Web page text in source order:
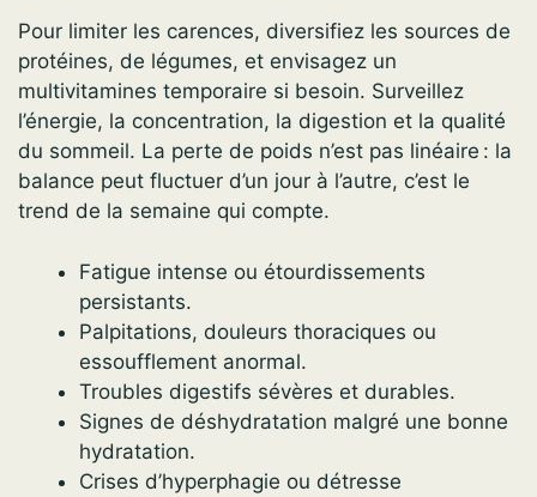
Pour limiter les carences, diversifiez les sources de
protéines, de légumes, et envisagez un
multivitamines temporaire si besoin. Surveillez
l’énergie, la concentration, la digestion et la qualité
du sommeil. La perte de poids n’est pas linéaire : la
balance peut fluctuer d’un jour à l’autre, c’est le
trend de la semaine qui compte.
Fatigue intense ou étourdissements
persistants.
Palpitations, douleurs thoraciques ou
essoufflement anormal.
Troubles digestifs sévères et durables.
Signes de déshydratation malgré une bonne
hydratation.
Crises d’hyperphagie ou détresse